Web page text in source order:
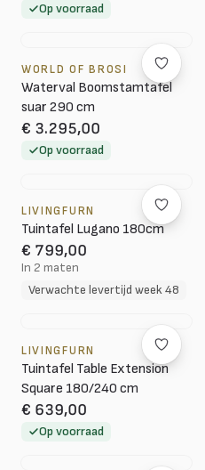
Op voorraad
WORLD OF BROSI
Waterval Boomstamtafel
suar 290 cm
€ 3.295,00
Op voorraad
LIVINGFURN
Tuintafel Lugano 180cm
€ 799,00
In 2 maten
Verwachte levertijd week 48
LIVINGFURN
Tuintafel Table Extension
Square 180/240 cm
€ 639,00
Op voorraad